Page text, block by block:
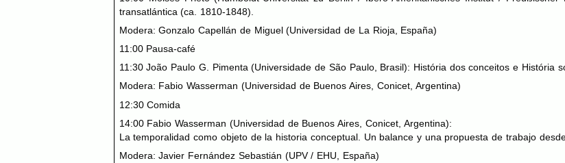
transatlántica (ca. 1810-1848).
Modera: Gonzalo Capellán de Miguel (Universidad de La Rioja, España)
11:00 Pausa-café
11:30 João Paulo G. Pimenta (Universidade de São Paulo, Brasil): História dos conceitos e História
Modera: Fabio Wasserman (Universidad de Buenos Aires, Conicet, Argentina)
12:30 Comida
14:00 Fabio Wasserman (Universidad de Buenos Aires, Conicet, Argentina):
La temporalidad como objeto de la historia conceptual. Un balance y una propuesta de trabajo
Modera: Javier Fernández Sebastián (UPV/ EHU , España)